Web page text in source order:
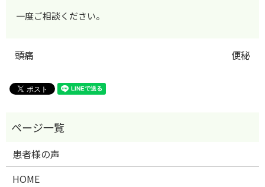
一度ご相談ください。
頭痛 便秘
患者様の声
HOME